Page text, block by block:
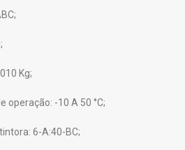
Kg;
operação: -10 A 50 °C;
6-A:40-BC;